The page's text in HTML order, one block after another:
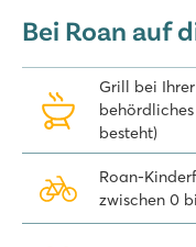
Bei Roan auf
Grill bei
besteht)
Roan-
zwischen 0